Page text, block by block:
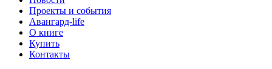
Проекты и события
Авангард-life
О книге
Купить
Контакты